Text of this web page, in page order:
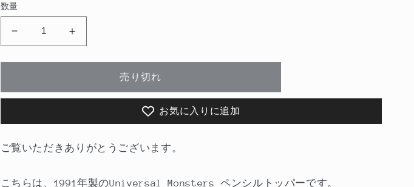
格
数量
1990&#39;s
Universal
Monsters
ン
ル
ト
1990&#39;s
Universal
Monsters
ン
ル
ト
ッ
売り切れ
お気に入りに追加
ご覧いただきありがとうございます。
こちらは、1991年製のUniversal Monsters ペンシルトッパーです。